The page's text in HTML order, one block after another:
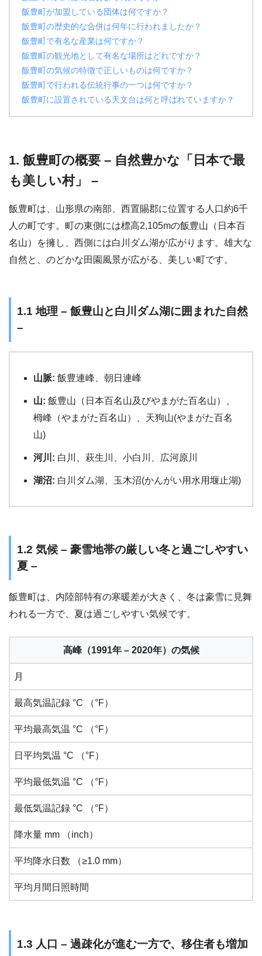
飯豊町が加盟している団体は何ですか？
飯豊町の歴史的な合併は何年に行われましたか？
飯豊町で有名な産業は何ですか？
飯豊町の観光地として有名な場所はどれですか？
飯豊町の気候の特徴で正しいものは何ですか？
飯豊町で行われる伝統行事の一つは何ですか？
飯豊町に設置されている天文台は何と呼ばれていますか？
1. 飯豊町の概要 – 自然豊かな「日本で最
も美しい村」 –
飯豊町は、山形県の南部、西置賜郡に位置する人口約6千
人の町です。町の東側には標高2,105mの飯豊山（日本百
名山）を擁し、西側には白川ダム湖が広がります。雄大な
自然と、のどかな田園風景が広がる、美しい町です。
1.1 地理 – 飯豊山と白川ダム湖に囲まれた自然
–
山脈: 飯豊連峰、朝日連峰
山: 飯豊山（日本百名山及びやまがた百名山）、
栂峰（やまがた百名山）、天狗山(やまがた百名
山)
河川: 白川、萩生川、小白川、広河原川
湖沼: 白川ダム湖、玉木沼(かんがい用水用堰止湖)
1.2 気候 – 豪雪地帯の厳しい冬と過ごしやすい
夏 –
飯豊町は、内陸部特有の寒暖差が大きく、冬は豪雪に見舞
われる一方で、夏は過ごしやすい気候です。
高峰（1991年 – 2020年）の気候
月
最高気温記録 °C （°F）
平均最高気温 °C （°F）
日平均気温 °C （°F）
平均最低気温 °C （°F）
最低気温記録 °C （°F）
降水量 mm （inch）
平均降水日数 （≥1.0 mm）
平均月間日照時間
1.3 人口 – 過疎化が進む一方で、移住者も増加